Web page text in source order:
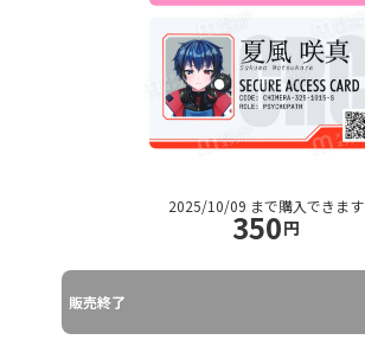
2025/10/09 まで購入できます
350円
販売終了